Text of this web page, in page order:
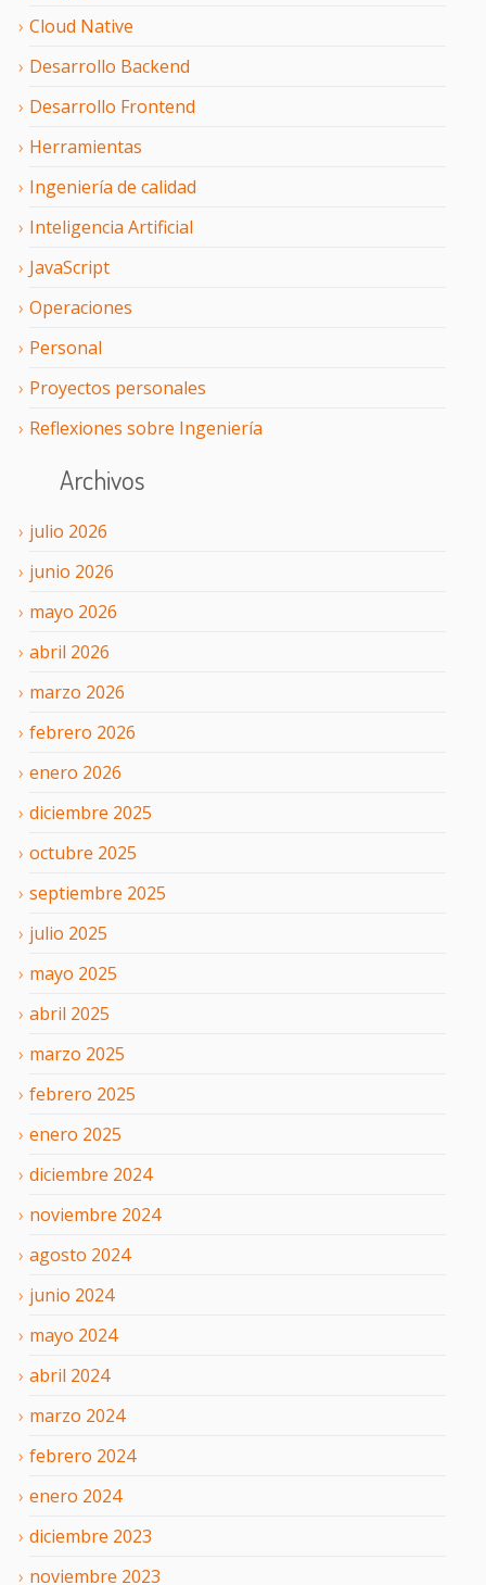
Cloud Native
Desarrollo Backend
Desarrollo Frontend
Herramientas
Ingeniería de calidad
Inteligencia Artificial
JavaScript
Operaciones
Personal
Proyectos personales
Reflexiones sobre Ingeniería
Archivos
julio 2026
junio 2026
mayo 2026
abril 2026
marzo 2026
febrero 2026
enero 2026
diciembre 2025
octubre 2025
septiembre 2025
julio 2025
mayo 2025
abril 2025
marzo 2025
febrero 2025
enero 2025
diciembre 2024
noviembre 2024
agosto 2024
junio 2024
mayo 2024
abril 2024
marzo 2024
febrero 2024
enero 2024
diciembre 2023
noviembre 2023